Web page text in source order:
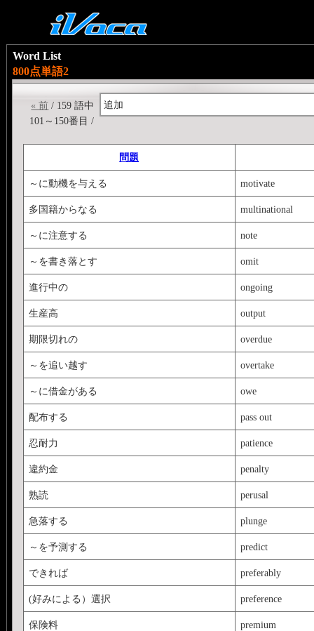
Word List
800点単語2
追加
« 前 / 159 語中
101～150番目 /
問題
～に動機を与える motivate
多国籍からなる multinational
～に注意する note
～を書き落とす omit
進行中の ongoing
生産高 output
期限切れの overdue
～を追い越す overtake
～に借金がある owe
配布する pass out
忍耐力 patience
違約金 penalty
熟読 perusal
急落する plunge
～を予測する predict
できれば preferably
(好みによる）選択 preference
保険料 premium